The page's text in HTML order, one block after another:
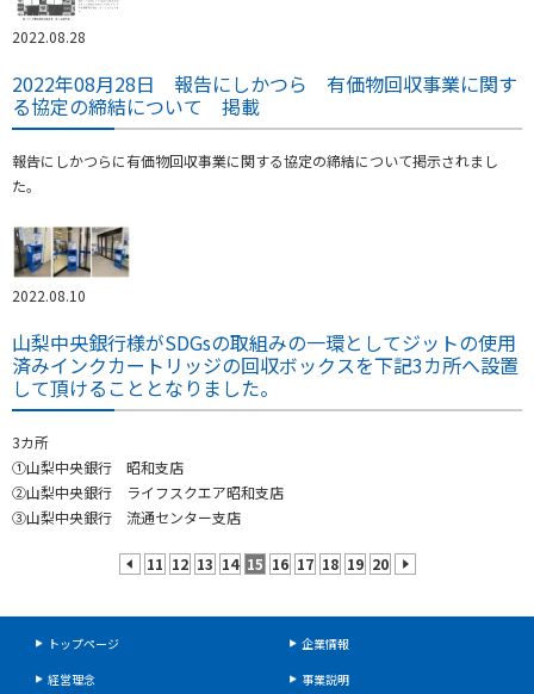
2022.08.28
2022年08月28日 報告にしかつら 有価物回収事業に関す
る協定の締結について 掲載
報告にしかつらに有価物回収事業に関する協定の締結について掲示されまし
た。
2022.08.10
山梨中央銀行様がSDGsの取組みの一環としてジットの使用
済みインクカートリッジの回収ボックスを下記3カ所へ設置
して頂けることとなりました。
3カ所
①山梨中央銀行 昭和支店
②山梨中央銀行 ライフスクエア昭和支店
③山梨中央銀行 流通センター支店
11 12 13 14 15 16 17 18 19 20
トップページ
企業情報
経営理念
事業説明